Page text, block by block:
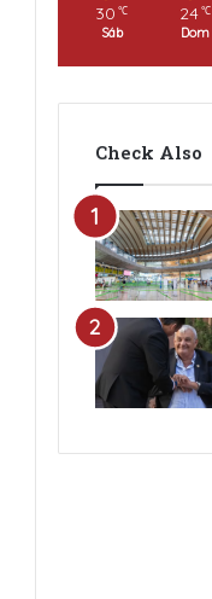
30 ℃
Sáb
24 ℃
Dom
Check Also